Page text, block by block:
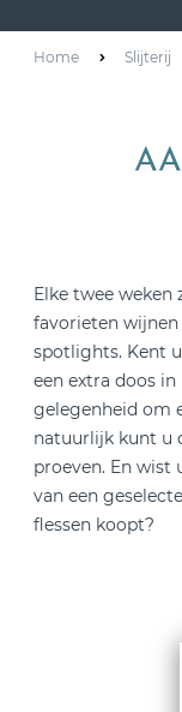
Home Slijterij
Elke twee weken
favorieten
spotlights. Kent
een extra doos
gelegenheid om
natuurlijk kunt u
proeven. En wist
van een
flessen koopt?